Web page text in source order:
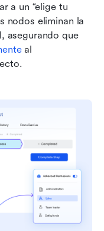
a un “elige tu
nodos eliminan la
asegurando que
al